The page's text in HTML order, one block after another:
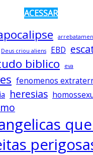
ACESSAR
Deus criou aliens EBD
biblico eva
fenomenos
heresias